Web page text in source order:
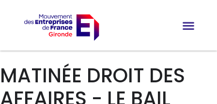
MATINÉE DROIT DES